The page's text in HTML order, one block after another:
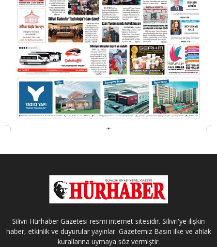
Silivri Hürhaber Gazetesi resmi internet sitesidir. Silivri'ye ilişkin
haber, etkinlik ve duyurular yayınlar. Gazetemiz Basın ilke ve ahlak
kurallarına uymaya söz vermiştir.